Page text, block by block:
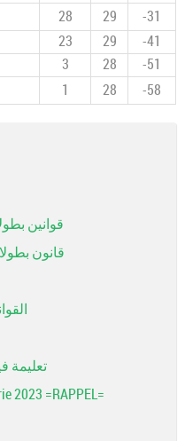
28 29
-31
23 29
-41
3 28
-51
1 28 -58
قوانين
قانون
تعليمة
2023 =RAPPEL=